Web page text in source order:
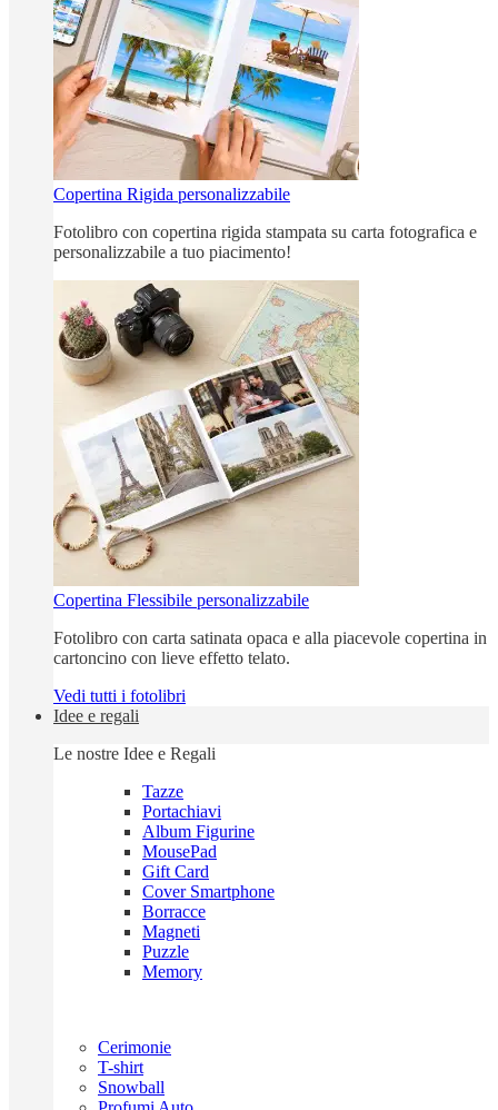
Copertina Rigida personalizzabile
Fotolibro con copertina rigida stampata su carta fotografica e
personalizzabile a tuo piacimento!
Copertina Flessibile personalizzabile
Fotolibro con carta satinata opaca e alla piacevole copertina in
cartoncino con lieve effetto telato.
Vedi tutti i fotolibri
Idee e regali
Le nostre Idee e Regali
Tazze
Portachiavi
Album Figurine
MousePad
Gift Card
Cover Smartphone
Borracce
Magneti
Puzzle
Memory
Cerimonie
T-shirt
Snowball